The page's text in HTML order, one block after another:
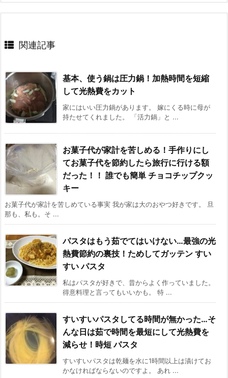
関連記事
基本、使う鍋は圧力鍋！加熱時間を短縮
して光熱費をカット
家にはいい圧力鍋があります。 嫁にくる時に母が
持たせてくれました。 「活力鍋」と ...
お菓子代が家計を苦しめる！手作りにし
てお菓子代を節約したら旅行に行ける額
だった！！ 誰でも簡単 チョコチップクッ
キー
お菓子代が家計を苦しめている事実 我が家は大のおやつ好きです。 旦
那も、私も。そ ...
パスタはもう茹でてはいけない…最強の光
熱費節約の裏技！ためしてガッテン すい
すい パスタ
私はパスタが好きで、昔からよく作っていました。
得意料理と言ってもいいかも。 特 ...
すいすいパスタしてる時間が無かった…そ
んな日は茹で時間を最短にして光熱費を
減らせ！時短 パスタ
すいすいパスタは乾麺を水に1時間以上は漬けてお
かなければならないのですよ。 あれ ...